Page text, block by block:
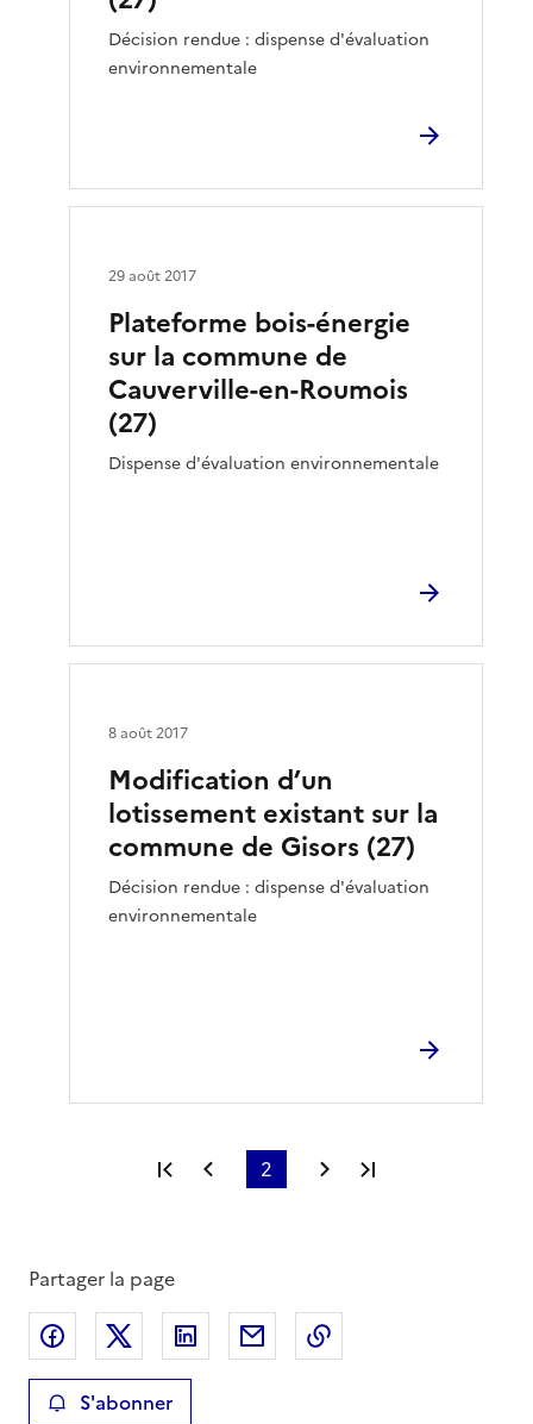
Décision rendue : dispense d'évaluation
environnementale
Plateforme bois-énergie
sur la commune de
Cauverville-en-Roumois
(27)
Dispense d'évaluation environnementale
29 août 2017
Modification d’un
lotissement existant sur la
commune de Gisors (27)
Décision rendue : dispense d'évaluation
environnementale
8 août 2017
Première page
Page précédente
2 Page suivante
Partager la page
Partager sur Facebook
Partager sur XPartager sur LinkedIn
Partager par email
S'abonner